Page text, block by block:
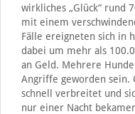
wirkliches „Glück“ rund
mit einem
Fälle ereigneten sich in
dabei um mehr als
an Geld. Mehrere
Angriffe geworden sein.
schnell verbreitet und
nur einer Nacht